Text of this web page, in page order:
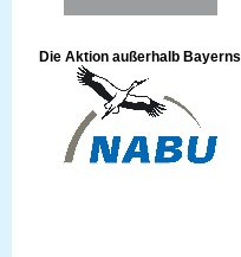
Die Aktion außerhalb Bayerns